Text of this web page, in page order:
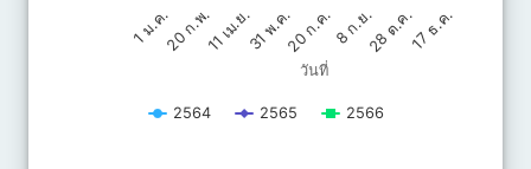
วันที่
1 ม.ค. 20 ก.ค.
20 ก.พ.11 เม.ย.31 พ.ค. 8 ก.ย.28 ต.ค.17 ธ.ค.
2564 2565 2566